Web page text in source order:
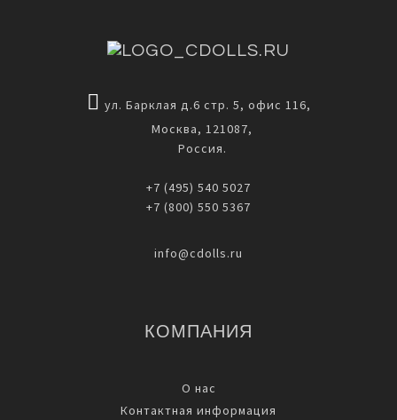
ул. Барклая д.6 стр. 5, офис 116,
Москва, 121087,
Россия.
+7 (495) 540 5027
+7 (800) 550 5367
info@cdolls.ru
КОМПАНИЯ
О нас
Контактная информация